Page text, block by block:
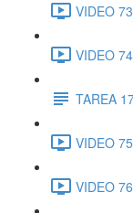
VIDEO
VIDEO
TAREA
VIDEO
VIDEO